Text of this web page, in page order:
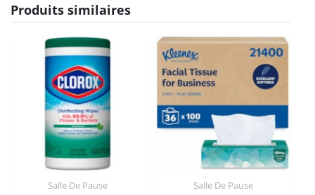
Produits similaires
Salle De Pause Salle De Pause